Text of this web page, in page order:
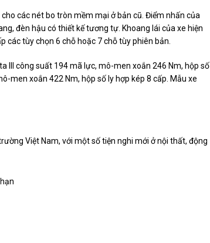
các nét bo tròn mềm mại ở bản cũ. Điểm nhấn của
đèn hậu có thiết kế tương tự. Khoang lái của xe hiện
các tùy chọn 6 chỗ hoặc 7 chỗ tùy phiên bản.
III công suất 194 mã lực, mô-men xoắn 246 Nm, hộp số
men xoắn 422 Nm, hộp số ly hợp kép 8 cấp. Mẫu xe
Việt Nam, với một số tiện nghi mới ở nội thất, động